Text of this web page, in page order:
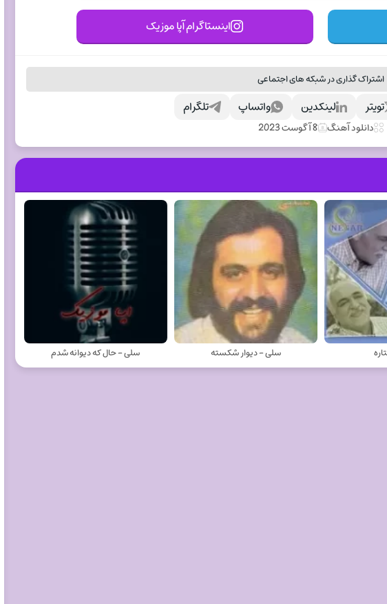
اینستاگرام آپا موزیک
اشتراک گذاری در شبکه های اجتماعی
تلگرام واتساپ لینکدین تویتر
دانلود آهنگ 8 آگوست 2023
سلی - دیوار شکسته سلی - حال که دیوانه شدم